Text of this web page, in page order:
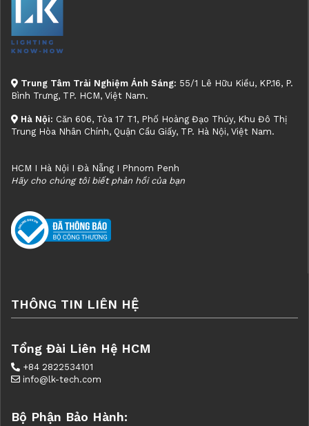
Trung Tâm Trải Nghiệm Ánh Sáng: 55/1 Lê Hữu Kiều, KP.16, P.
Bình Trưng, TP. HCM, Việt Nam.
Hà Nội: Căn 606, Tòa 17 T1, Phố Hoàng Đạo Thúy, Khu Đô Thị
Trung Hòa Nhân Chính, Quận Cầu Giấy, TP. Hà Nội, Việt Nam.
HCM I Hà Nội I Đà Nẵng I Phnom Penh
Hãy cho chúng tôi biết phản hồi của bạn
THÔNG TIN LIÊN HỆ
Tổng Đài Liên Hệ HCM
+84 2822534101
info@lk-tech.com
Bộ Phận Bảo Hành: